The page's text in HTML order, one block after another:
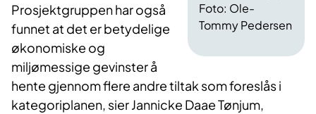
Foto: Ole-
Tommy Pedersen
Prosjektgruppen har også
funnet at det er betydelige
økonomiske og
miljømessige gevinster å
hente gjennom flere andre tiltak som foreslås i
kategoriplanen, sier Jannicke Daae Tønjum,